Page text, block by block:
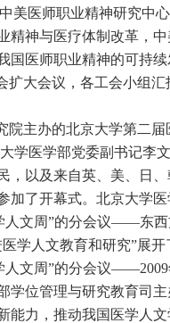
美医师职业精神研究中
精神与医疗体制改革，
医师职业精神的可持续
扩大会议，各工会小组
院主办的北京大学第二
学医学部党委副书记李
，以及来自英、美、日
加了开幕式。北京大学
人文周”的分会议——东
学人文教育和研究”展开
人文周”的分会议
学位管理与研究教育司
力，推动我国医学人文